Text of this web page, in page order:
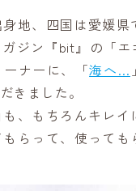
地、四国は愛媛県
ジン『bit』の「エ
ーナーに、「海へ…
きました。
、もちろんキレイ
らって、使っても